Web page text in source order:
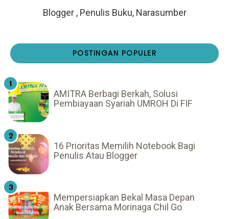
Blogger , Penulis Buku, Narasumber
POSTINGAN POPULER
AMITRA Berbagi Berkah, Solusi
Pembiayaan Syariah UMROH Di FIF
16 Prioritas Memilih Notebook Bagi
Penulis Atau Blogger
Mempersiapkan Bekal Masa Depan
Anak Bersama Morinaga Chil Go